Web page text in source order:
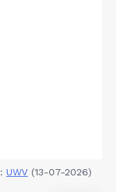
UWV (13-07-2026)